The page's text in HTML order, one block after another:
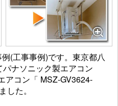
(工事事例)です。 東京都八
パナソニック製エアコン
アコン「 MSZ-GV3624-
た。